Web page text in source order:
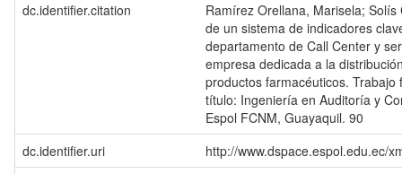
dc.identifier.citation
Ramírez Orellana, Marisela;
de un sistema de indicadores
departamento de Call Center y
empresa dedicada a la
productos farmacéuticos.
título: Ingeniería en Auditoría y
Espol FCNM, Guayaquil. 90
dc.identifier.uri
http://www.dspace.espol.edu.ec/